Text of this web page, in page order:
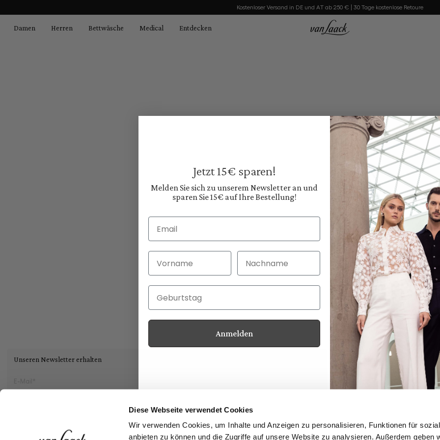
Diese Webseite verwendet Cookies
Wir verwenden Cookies, um Inhalte und Anzeigen zu personalisieren, Funktionen für
anbieten zu können und die Zugriffe auf unsere Website zu analysieren. Außerdem geben
Kostenloser Versand in DE und AT ab 250 € | 30 Tage kostenlose Retoure
Damen Herren Bettwäsche Medical Entdecken
Unseren Newsletter erhalten Kundenservice
Newsletter
Händler Login
Jetzt 15€ sparen!
Melden Sie sich zu unserem Newsletter an und
sparen Sie 15€ auf Ihre Bestellung!
Email
Vorname Nachname
Geburtstag
Anmelden